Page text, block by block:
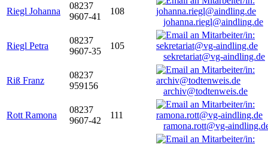
Riegl Johanna
08237
9607-41
108
johanna.riegl@aindling.de
Riegl Petra
08237
9607-35
105
sekretariat@vg-aindling.de
Riß Franz
08237
959156
archiv@todtenweis.de
Rott Ramona
08237
9607-42
111
ramona.rott@vg-